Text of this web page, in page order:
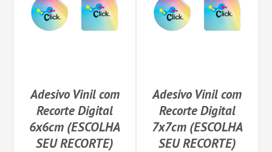
Adesivo Vinil com
Recorte Digital
6x6cm (ESCOLHA
SEU RECORTE)
Adesivo Vinil com
Recorte Digital
7x7cm (ESCOLHA
SEU RECORTE)